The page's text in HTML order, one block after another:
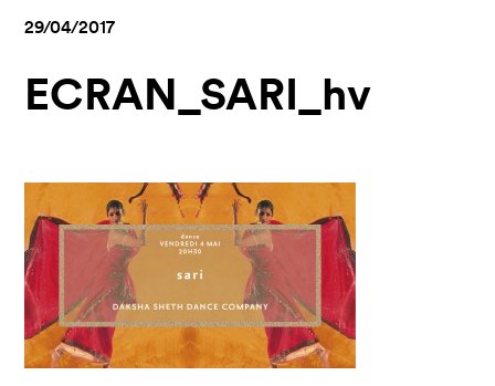
29/04/2017
ECRAN_SARI_hv